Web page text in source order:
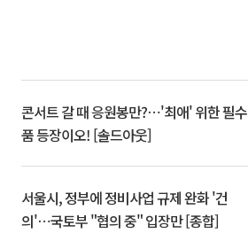
콘서트 갈 때 응원봉만?⋯'최애' 위한 필수
품 등장이오! [솔드아웃]
서울시, 정부에 정비사업 규제 완화 '건
의'⋯국토부 "협의 중" 입장만 [종합]